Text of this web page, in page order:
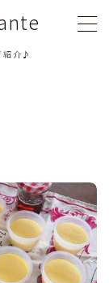
紹介♪